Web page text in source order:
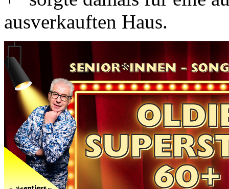
ausverkauften Haus.